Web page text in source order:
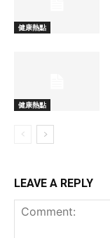
健康熱點
健康熱點
LEAVE A REPLY